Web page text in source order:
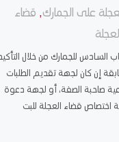
على الجمارك, قضاء
العجلة
السادس للجمارك من خلال
إن كان لجهة تقديم الطلبات
صاحبة الصفة، أو لجهة دعوة
اختصاص قضاء العجلة للبت